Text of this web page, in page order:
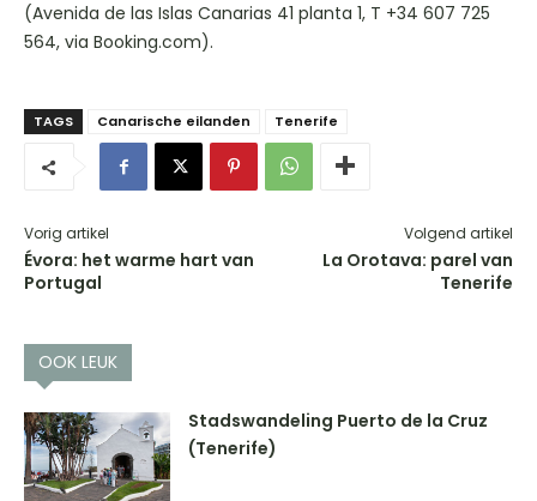
(Avenida de las Islas Canarias 41 planta 1, T +34 607 725
564, via Booking.com).
TAGS Canarische eilanden Tenerife
Vorig artikel
Évora: het warme hart van
Portugal
Volgend artikel
La Orotava: parel van
Tenerife
OOK LEUK
Stadswandeling Puerto de la Cruz
(Tenerife)